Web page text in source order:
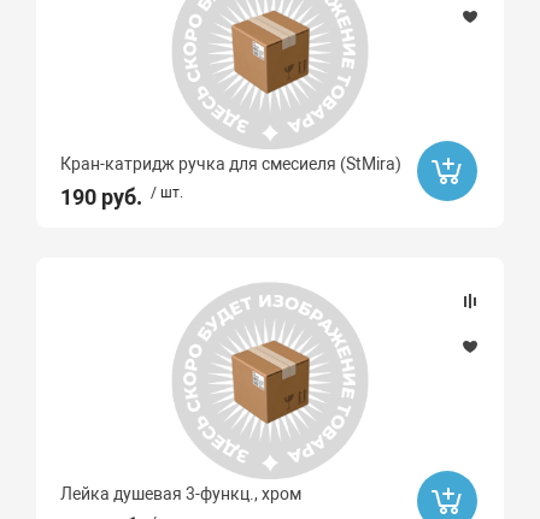
Кран-катридж ручка для смесиеля (StMira)
190 руб. / шт.
Лейка душевая 3-функц., хром